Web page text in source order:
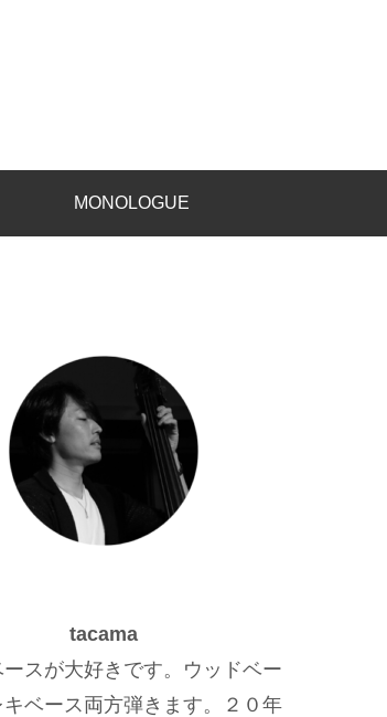
MONOLOGUE
tacama
スが大好きです。ウッドベー
キベース両方弾きます。２０年